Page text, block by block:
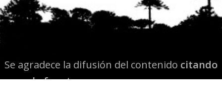
Se agradece la difusión del contenido citando
la fuente www.mapuexpress.org